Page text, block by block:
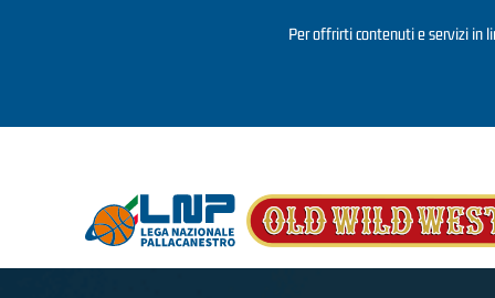
Per offrirti contenuti e servizi in